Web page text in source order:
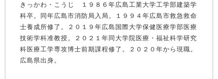
きっかわ・こうじ １９８６年広島工業大学工学部建築学
科卒。同年広島市消防局入局。１９９４年広島市救急救命
士養成所修了。２０１９年広島国際大学保健医療学部医療
技術学科准教授。２０２１年同大学院医療・福祉科学研究
科医療工学専攻博士前期課程修了。２０２０年から現職。
広島県出身。